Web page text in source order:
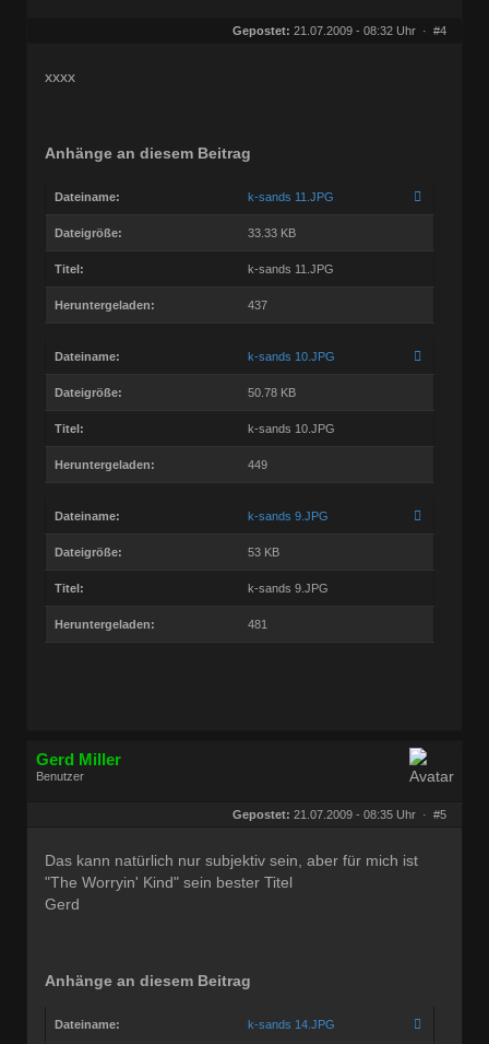
Gepostet: 21.07.2009 - 08:32 Uhr · #4
xxxx
Anhänge an diesem Beitrag
Dateiname: k-sands 11.JPG
Dateigröße: 33.33 KB
Titel: k-sands 11.JPG
Heruntergeladen: 437
Dateiname: k-sands 10.JPG
Dateigröße: 50.78 KB
Titel: k-sands 10.JPG
Heruntergeladen: 449
Dateiname: k-sands 9.JPG
Dateigröße: 53 KB
Titel: k-sands 9.JPG
Heruntergeladen: 481
Gerd Miller
Benutzer
Gepostet: 21.07.2009 - 08:35 Uhr · #5
Das kann natürlich nur subjektiv sein, aber für mich ist
"The Worryin' Kind" sein bester Titel
Gerd
Anhänge an diesem Beitrag
Dateiname: k-sands 14.JPG